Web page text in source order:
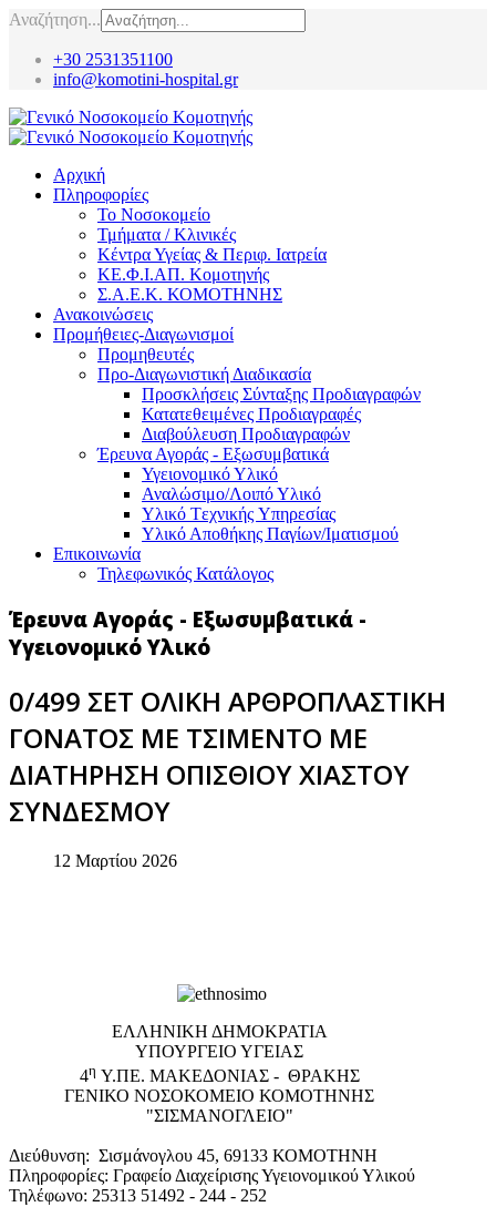
Αναζήτηση...
+30 2531351100
info@komotini-hospital.gr
Αρχική
Πληροφορίες
Το Νοσοκομείο
Τμήματα / Κλινικές
Κέντρα Υγείας & Περιφ. Ιατρεία
ΚΕ.Φ.Ι.ΑΠ. Κομοτηνής
Σ.Α.Ε.Κ. ΚΟΜΟΤΗΝΗΣ
Ανακοινώσεις
Προμήθειες-Διαγωνισμοί
Προμηθευτές
Προ-Διαγωνιστική Διαδικασία
Προσκλήσεις Σύνταξης Προδιαγραφών
Κατατεθειμένες Προδιαγραφές
Διαβούλευση Προδιαγραφών
Έρευνα Αγοράς - Εξωσυμβατικά
Υγειονομικό Υλικό
Αναλώσιμο/Λοιπό Υλικό
Υλικό Tεχνικής Yπηρεσίας
Υλικό Αποθήκης Παγίων/Ιματισμού
Επικοινωνία
Τηλεφωνικός Κατάλογος
Έρευνα Αγοράς - Εξωσυμβατικά -
Υγειονομικό Υλικό
0/499 ΣΕΤ ΟΛΙΚΗ ΑΡΘΡΟΠΛΑΣΤΙΚΗ
ΓΟΝΑΤΟΣ ΜΕ ΤΣΙΜΕΝΤΟ ΜΕ
ΔΙΑΤΗΡΗΣΗ ΟΠΙΣΘΙΟΥ ΧΙΑΣΤΟΥ
ΣΥΝΔΕΣΜΟΥ
12 Μαρτίου 2026
EΛΛΗΝΙΚΗ ΔΗΜΟΚΡΑΤΙΑ
ΥΠΟΥΡΓΕΙΟ ΥΓΕΙΑΣ
4η Υ.ΠΕ. ΜΑΚΕΔΟΝΙΑΣ - ΘΡΑΚΗΣ
ΓΕΝΙΚΟ NΟΣΟΚΟΜΕΙΟ ΚΟΜΟΤΗΝΗΣ
"ΣΙΣΜΑΝΟΓΛΕΙΟ"
Διεύθυνση: Σισμάνογλου 45, 69133 ΚΟΜΟΤΗΝΗ
Πληροφορίες: Γραφείο Διαχείρισης Υγειονομικού Υλικού
Τηλέφωνο: 25313 51492 - 244 - 252